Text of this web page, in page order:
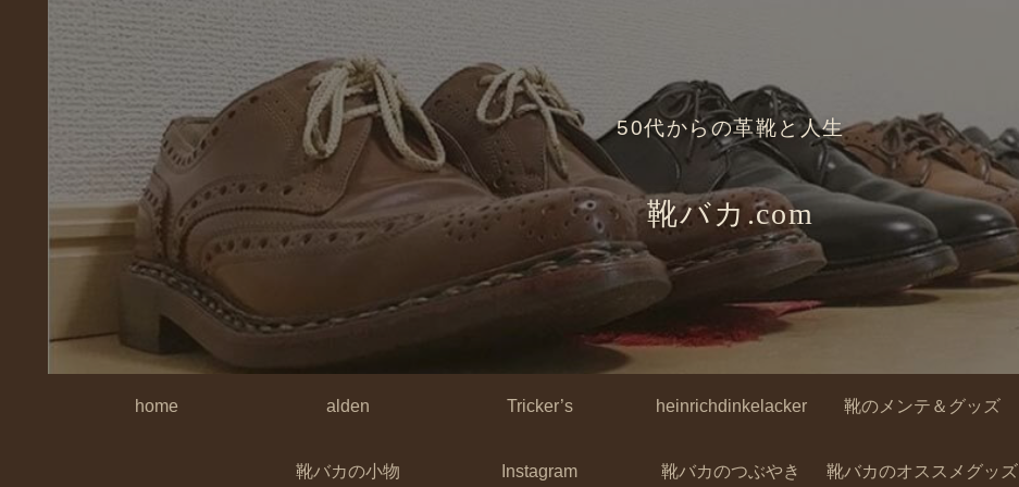
50代からの革靴と人生
靴バカ.com
home alden Tricker’s heinrichdinkelacker 靴のメンテ＆グッズ
靴バカの小物 Instagram 靴バカのつぶやき 靴バカのオススメグッズ